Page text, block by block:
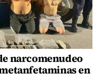
narcomenudeo
en